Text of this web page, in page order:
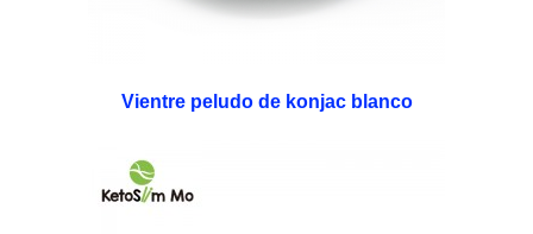
Vientre peludo de konjac blanco